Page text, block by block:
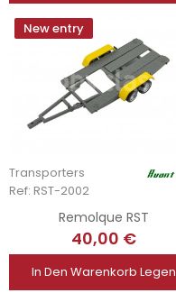
New entry
Transporters
Ref: RST-2002
Remolque RST
40,00 €
In Den Warenkorb Legen